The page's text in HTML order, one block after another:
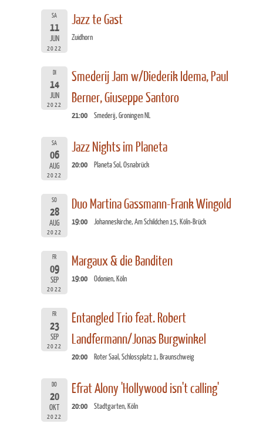
SA
11
JUN
2022
Jazz te Gast
Zuidhorn
DI
14
JUN
2022
Smederij Jam w/Diederik Idema, Paul
Berner, Giuseppe Santoro
21:00 Smederij, Groningen NL
SA
06
AUG
2022
Jazz Nights im Planeta
20:00 Planeta Sol, Osnabrück
SO
28
AUG
2022
Duo Martina Gassmann-Frank Wingold
19:00 Johanneskirche, Am Schildchen 15, Köln-Brück
FR
09
SEP
2022
Margaux & die Banditen
19:00 Odonien, Köln
FR
23
SEP
2022
Entangled Trio feat. Robert
Landfermann/Jonas Burgwinkel
20:00 Roter Saal, Schlossplatz 1, Braunschweig
DO
20
OKT
2022
Efrat Alony 'Hollywood isn't calling'
20:00 Stadtgarten, Köln